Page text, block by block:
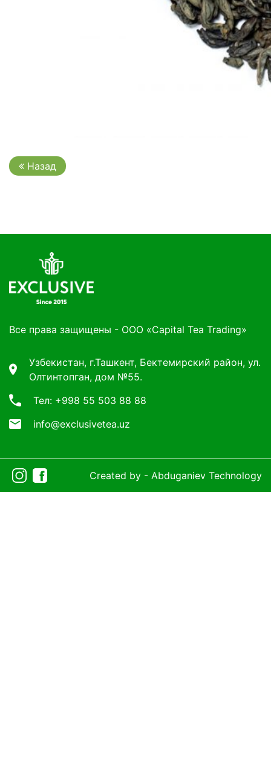
Назад
Все права защищены - ООО «Capital Tea Trading»
Узбекистан, г.Ташкент, Бектемирский район, ул.
Олтинтопган, дом №55.
Тел: +998 55 503 88 88
info@exclusivetea.uz
Created by - Abduganiev Technology